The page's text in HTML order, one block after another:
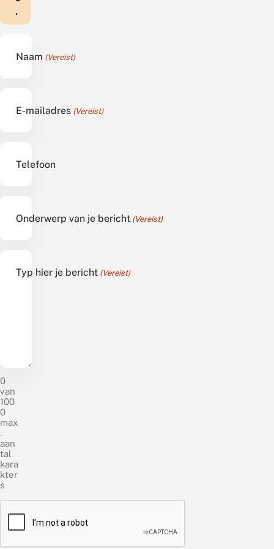
.
Naam (Vereist)
E-mailadres (Vereist)
Telefoon
Onderwerp van je bericht (Vereist)
Typ hier je bericht (Vereist)
0
van
100
0
max
.
aan
tal
kara
kter
s
C